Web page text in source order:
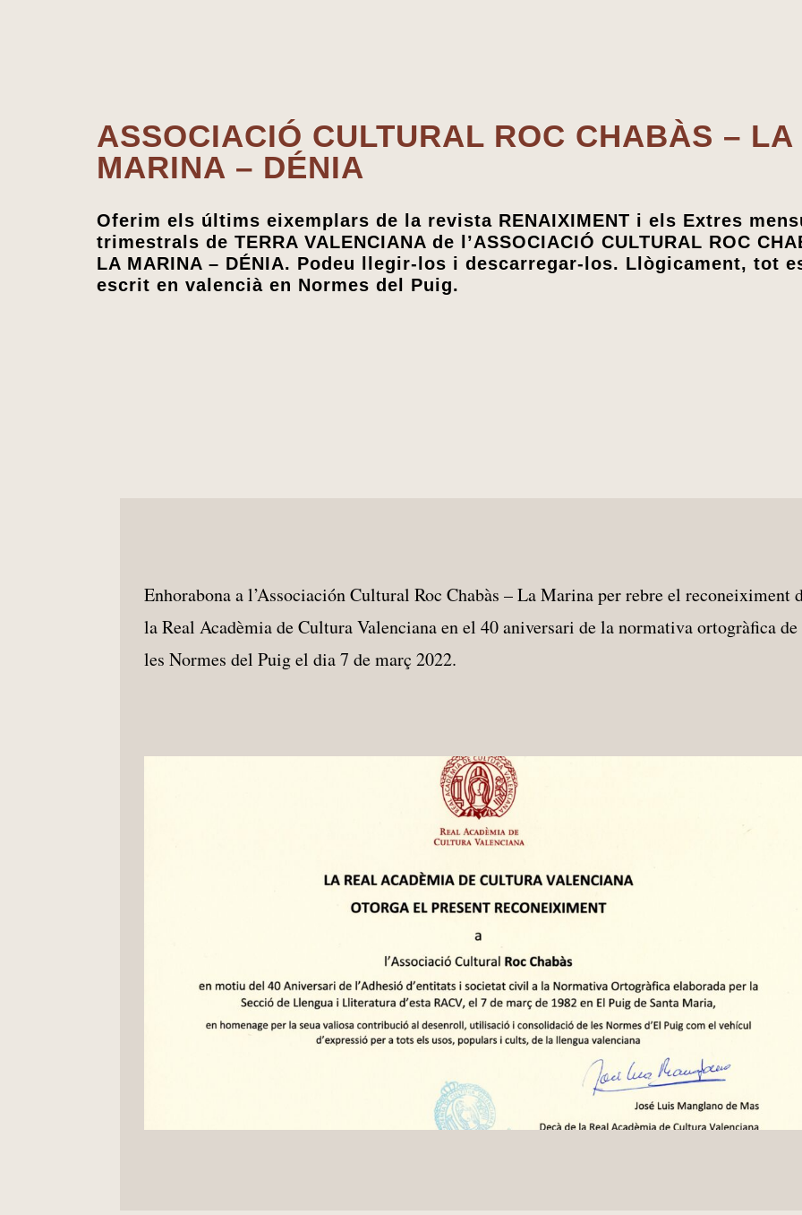
ASSOCIACIÓ CULTURAL ROC CHABÀS – LA
MARINA – DÉNIA
Oferim els últims eixemplars de la revista RENAIXIMENT i els Extres
trimestrals de TERRA VALENCIANA de l’ASSOCIACIÓ CULTURAL ROC
LA MARINA – DÉNIA. Podeu llegir-los i descarregar-los. Llògicament, tot
escrit en valencià en Normes del Puig.
Enhorabona a l’Associación Cultural Roc Chabàs – La Marina per rebre el reconeiximent
la Real Acadèmia de Cultura Valenciana en el 40 aniversari de la normativa ortogràfica de
les Normes del Puig el dia 7 de març 2022.